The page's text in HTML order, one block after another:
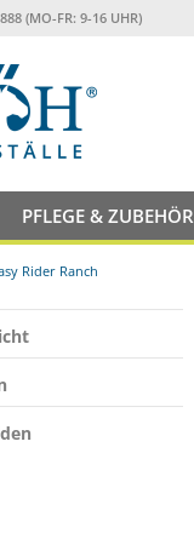
(MO-FR: 9-16 UHR)
PFLEGE & ZUBEHÖR
Rider Ranch